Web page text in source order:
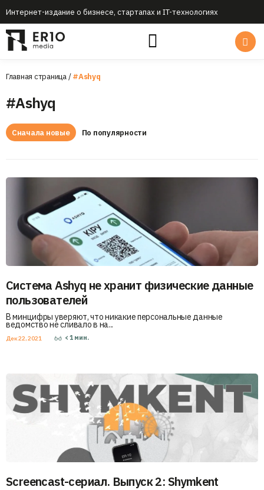
Интернет-издание о бизнесе, стартапах и IT-технологиях
Главная страница/#Ashyq
#Ashyq
Сначала новые По популярности
Система Ashyq не хранит физические данные
пользователей
В минцифры уверяют, что никакие персональные данные
ведомство не сливало в на...
Дек 22, 2021 < 1 мин.
Screencast-сериал. Выпуск 2: Shymkent